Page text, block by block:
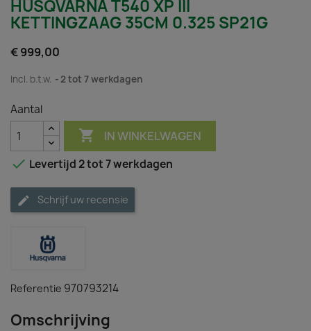
HUSQVARNA T540 XP III
KETTINGZAAG 35CM 0.325 SP21G
€ 999,00
Incl. b.t.w. 2 tot 7 werkdagen
Aantal
 IN WINKELWAGEN
 Levertijd 2 tot 7 werkdagen
Schrijf uw recensie
Referentie 970793214
Omschrijving